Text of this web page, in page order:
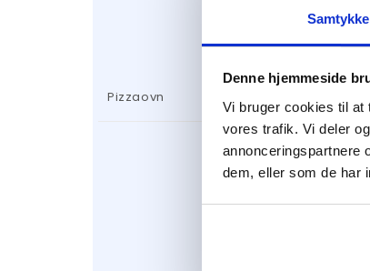
Samtykke
Denne hjemmeside
Vi bruger cookies til at
vores trafik. Vi deler
annonceringspartnere
dem, eller som de har
Pizzaovn